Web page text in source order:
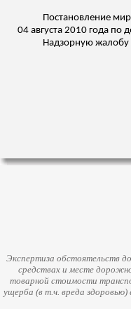
Постановление
04 августа 2010 года
Надзорную жалобу
Экспертиза обстоятельств
средствах и месте
товарной стоимости
ущерба (в т.ч. вреда здоровью)